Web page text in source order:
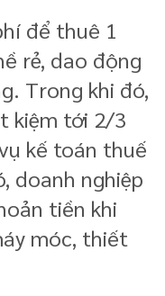
để thuê 1
rẻ, dao động
Trong khi đó,
kiệm tới 2/3
kế toán thuế
doanh nghiệp
tiền khi
móc, thiết